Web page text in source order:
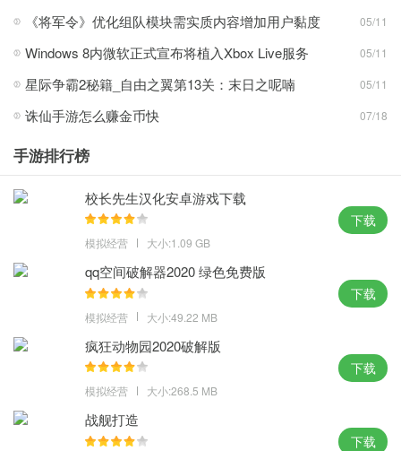
了游戏中“赚取”钱币的热烈气氛，让玩家不由自主的投入到紧张的游
戏节奏中。
3、上手度：
操作，游戏的操作非常简单，只要点击3个以上连在一起的同类钱币
就可以获得钱币，是比较经典的消除类游戏。
4、创 意：
该游戏是一个以“賺錢”为主题的消除类游戏，点击连接3个以上的金
币可以消除，达到数量即可过关。游戏本身并没有更多的创新，不
过游戏包含3种模式，分别是ACTION,STRATEGY和PUZZLE模式。
5、可玩性：
这款游戏的可玩性不错，玩家可以通过游戏的三种模式来进行三种
需要不同技巧的游戏。ACTION模式会不断的加硬币，STRATEGY
模式会通过次数来控制硬币的增加，PUZZLE模式需要将硬币消除到
底行才能得到钱袋，都需要玩家来使用不同的技巧。
《将军令》优化组队模块需实质内容增加用户黏度 05/11
Windows 8内微软正式宣布将植入Xbox Live服务 05/11
星际争霸2秘籍_自由之翼第13关：末日之呢喃 05/11
诛仙手游怎么赚金币快 07/18
手游排行榜
校长先生汉化安卓游戏下载
模拟经营 大小:1.09 GB
下载
qq空间破解器2020 绿色免费版
模拟经营 大小:49.22 MB
下载
疯狂动物园2020破解版
模拟经营 大小:268.5 MB
下载
战舰打造
下载